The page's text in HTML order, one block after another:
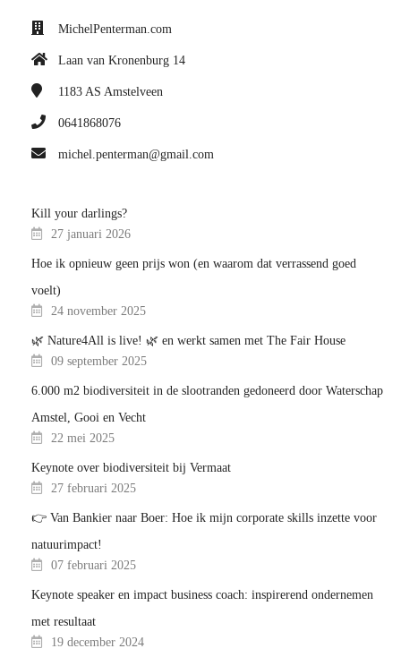
MichelPenterman.com
Laan van Kronenburg 14
1183 AS Amstelveen
0641868076
michel.penterman@gmail.com
Kill your darlings?
27 januari 2026
Hoe ik opnieuw geen prijs won (en waarom dat verrassend goed
voelt)
24 november 2025
🌿 Nature4All is live! 🌿 en werkt samen met The Fair House
09 september 2025
6.000 m2 biodiversiteit in de slootranden gedoneerd door Waterschap
Amstel, Gooi en Vecht
22 mei 2025
Keynote over biodiversiteit bij Vermaat
27 februari 2025
👉 Van Bankier naar Boer: Hoe ik mijn corporate skills inzette voor
natuurimpact!
07 februari 2025
Keynote speaker en impact business coach: inspirerend ondernemen
met resultaat
19 december 2024